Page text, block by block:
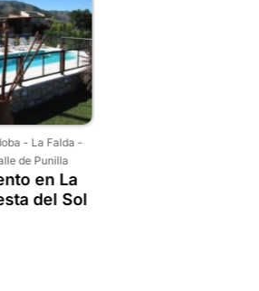
Falda -
La
Sol